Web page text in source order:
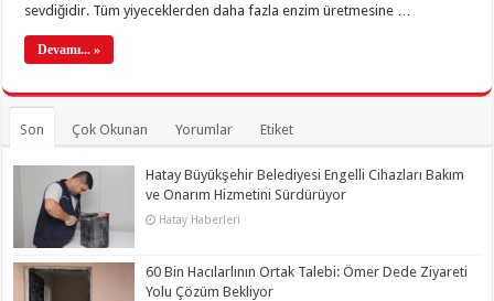
sevdiğidir. Tüm yiyeceklerden daha fazla enzim üretmesine …
Devamı... »
Son Çok Okunan Yorumlar Etiket
Hatay Büyükşehir Belediyesi Engelli Cihazları Bakım
ve Onarım Hizmetini Sürdürüyor
Hatay Haberleri
60 Bin Hacılarlının Ortak Talebi: Ömer Dede Ziyareti
Yolu Çözüm Bekliyor